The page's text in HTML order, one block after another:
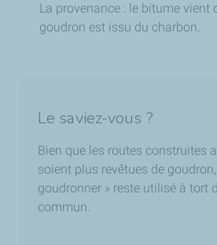
La provenance : le bitume vient
goudron est issu du charbon.
Le saviez-vous ?
Bien que les routes construites
soient plus revêtues de
goudronner » reste utilisé à tort
commun.